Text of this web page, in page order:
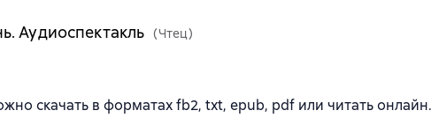
Аудиоспектакль (Чтец)
скачать в форматах fb2, txt, epub, pdf или читать онлайн.